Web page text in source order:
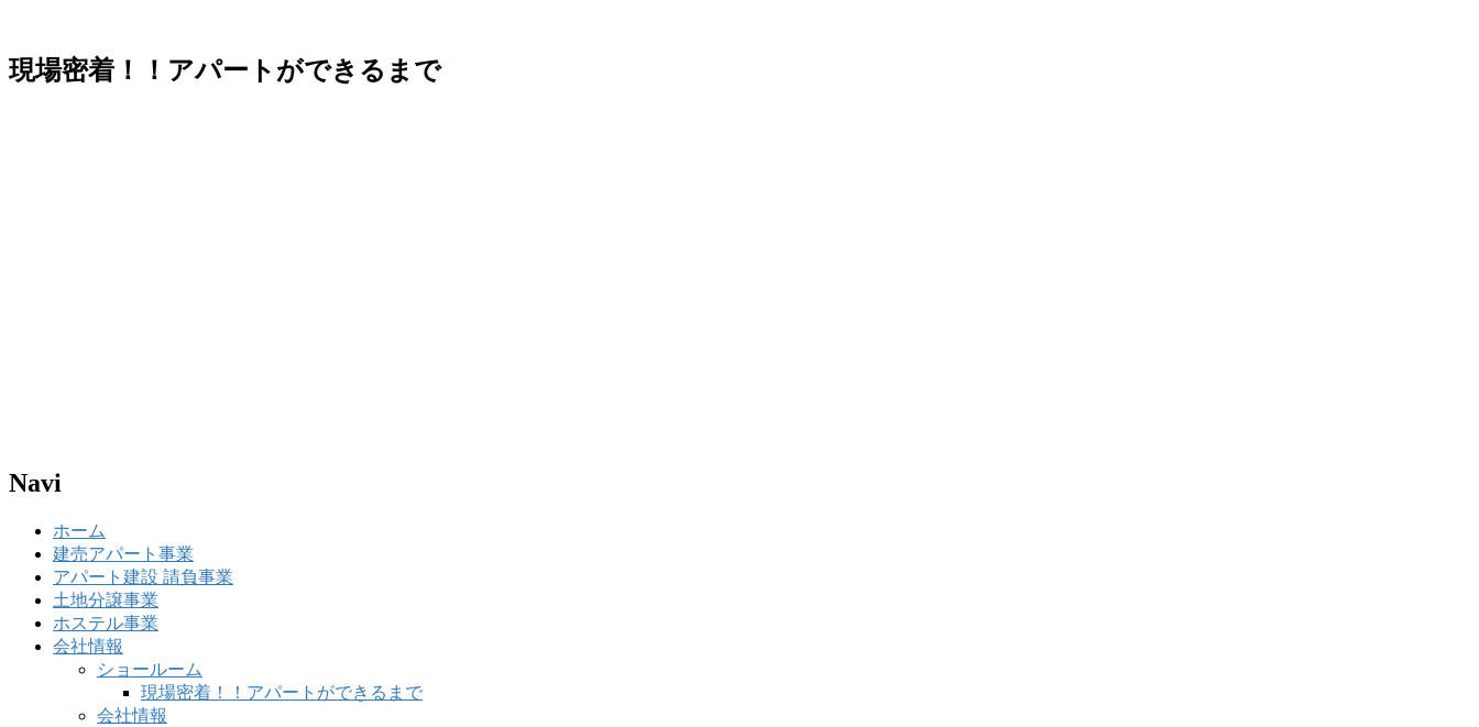
現場密着！！アパートができるまで
Navi
ホーム
建売アパート事業
アパート建設 請負事業
土地分譲事業
ホステル事業
会社情報
ショールーム
現場密着！！アパートができるまで
会社情報